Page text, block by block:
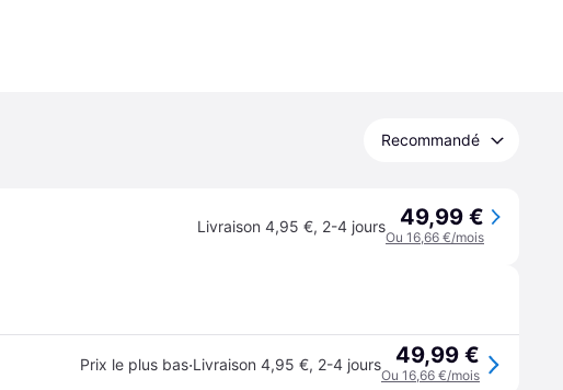
Recommandé
Livraison 4,95 €, 2-4 jours 49,99 €
Ou 16,66 €/mois
Prix le plus bas·Livraison 4,95 €, 2-4 jours 49,99 €
Ou 16,66 €/mois